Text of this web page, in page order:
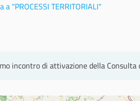
a "PROCESSI TERRITORIALI"
incontro di attivazione della